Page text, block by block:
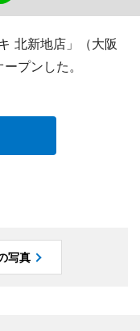
北新地店」（大阪
プンした。
写真